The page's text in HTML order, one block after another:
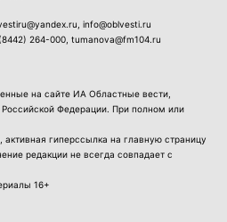
info@oblvesti.ru
264-000 , tumanova@fm104.ru
на сайте ИА Областные вести,
Федерации. При полном или
гиперссылка на главную страницу
редакции не всегда совпадает с
16+